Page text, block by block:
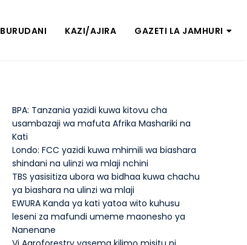
BURUDANI KAZI/AJIRA GAZETI LA JAMHURI
BPA: Tanzania yazidi kuwa kitovu cha
usambazaji wa mafuta Afrika Mashariki na
Kati
Londo: FCC yazidi kuwa mhimili wa biashara
shindani na ulinzi wa mlaji nchini
TBS yasisitiza ubora wa bidhaa kuwa chachu
ya biashara na ulinzi wa mlaji
EWURA Kanda ya kati yatoa wito kuhusu
leseni za mafundi umeme maonesho ya
Nanenane